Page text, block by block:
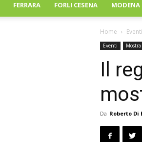
FERRARA FORLI CESENA MODENA
Home Eventi
Eventi Mostra
Il
Da Roberto Di